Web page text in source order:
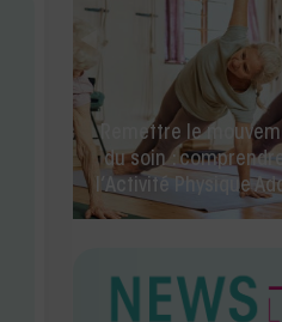
🚀 La rentrée des
ici ! IA, facturation
toutes les